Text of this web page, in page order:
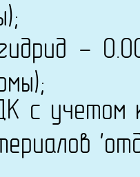
-
с учетом